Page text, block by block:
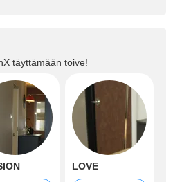
täyttämään toive!
LOVE